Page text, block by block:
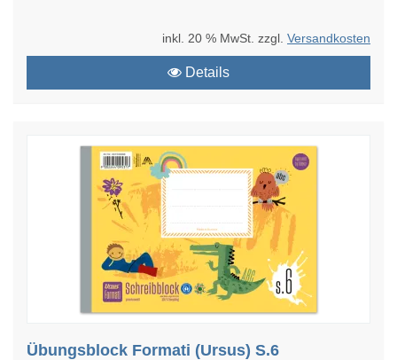
inkl. 20 % MwSt. zzgl. Versandkosten
Details
Übungsblock Formati (Ursus) S.6